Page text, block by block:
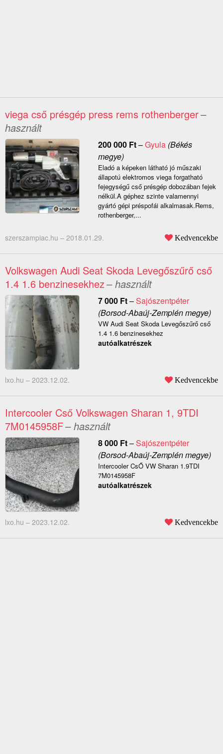
viega cső présgép press rems rothenberger–
használt
200 000 Ft–Gyula(Békés
megye)
Eladó a képeken látható jó műszaki
állapotú elektromos viega forgatható
fejegységű cső présgép dobozában fejek
nélkül.A géphez szinte valamennyi
gyártó gépi préspofái alkalmasak.Rems,
rothenberger,...
szerszampiac.hu – 2018.01.29. Kedvencekbe
Volkswagen Audi Seat Skoda Levegőszűrő cső
1.4 1.6 benzinesekhez– használt
7 000 Ft–Sajószentpéter
(Borsod-Abaúj-Zemplén megye)
VW Audi Seat Skoda Levegőszűrő cső
1.4 1.6 benzinesekhez
autóalkatrészek
lxo.hu – 2023.12.02. Kedvencekbe
Intercooler Cső Volkswagen Sharan 1, 9TDI
7M0145958F– használt
8 000 Ft–Sajószentpéter
(Borsod-Abaúj-Zemplén megye)
Intercooler CsŐ VW Sharan 1.9TDI
7M0145958F
autóalkatrészek
lxo.hu – 2023.12.02. Kedvencekbe